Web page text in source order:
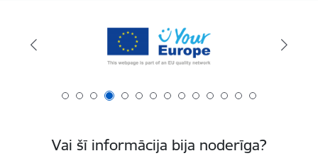
Vai šī informācija bija noderīga?